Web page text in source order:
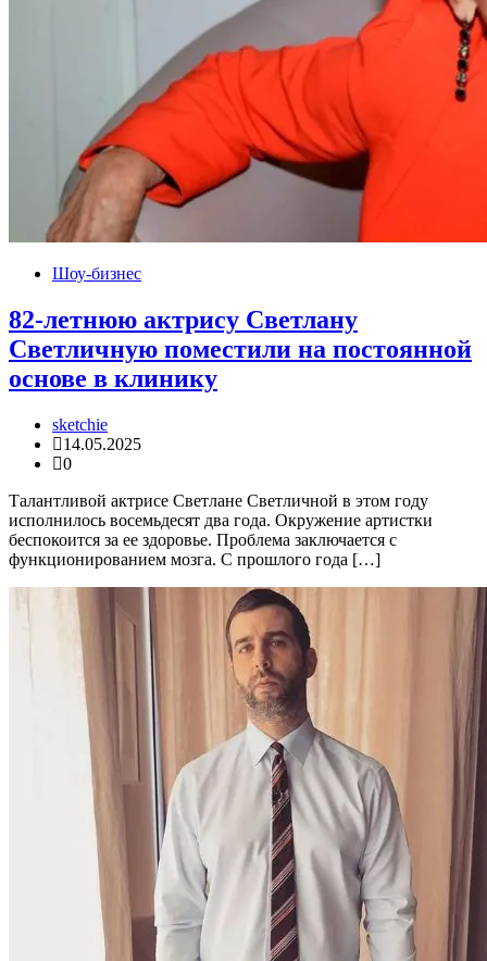
Шоу-бизнес
82-летнюю актрису Светлану
Светличную поместили на постоянной
основе в клинику
sketchie
14.05.2025
0
Талантливой актрисе Светлане Светличной в этом году
исполнилось восемьдесят два года. Окружение артистки
беспокоится за ее здоровье. Проблема заключается с
функционированием мозга. С прошлого года […]